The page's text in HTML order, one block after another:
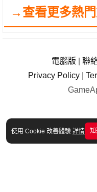
使用 Cookie 改善體驗 詳情 知
→查看更多熱
電腦版 聯
Privacy Policy